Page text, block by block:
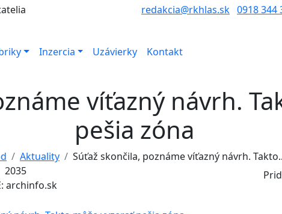
redakcia@rkhlas.sk 0918 344
Inzercia Uzávierky Kontakt
víťazný návrh.
pešia zóna
Aktuality
Súťaž skončila, poznáme víťazný návrh.
2035
archinfo.sk